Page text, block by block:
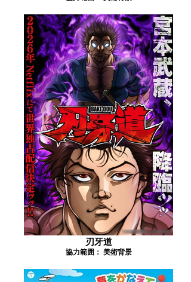
刃牙道
協力範囲： 美術背景